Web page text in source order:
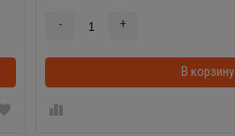
В корзинке
- +
В корзину